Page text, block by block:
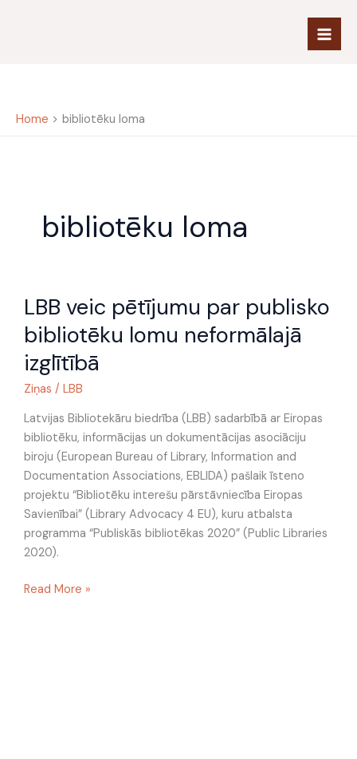
Home bibliotēku loma
bibliotēku loma
LBB veic pētījumu par publisko
bibliotēku lomu neformālajā
izglītībā
Ziņas / LBB
Latvijas Bibliotekāru biedrība (LBB) sadarbībā ar Eiropas
bibliotēku, informācijas un dokumentācijas asociāciju
biroju (European Bureau of Library, Information and
Documentation Associations, EBLIDA) pašlaik īsteno
projektu “Bibliotēku interešu pārstāvniecība Eiropas
Savienībai” (Library Advocacy 4 EU), kuru atbalsta
programma “Publiskās bibliotēkas 2020” (Public Libraries
2020).
veic
par
publisko
bibliotēku
lomu
neformālajā
izglītībā
Read More »